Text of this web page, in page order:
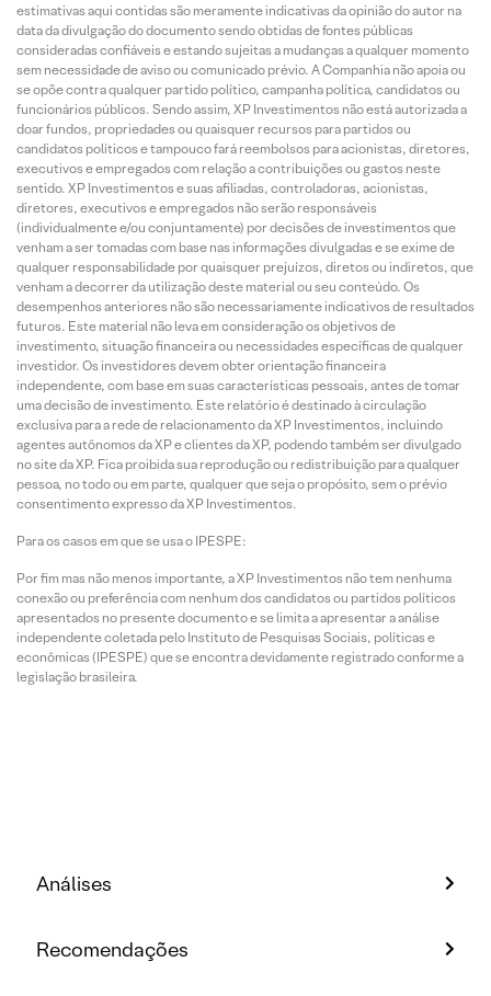
estimativas aqui contidas são meramente indicativas da opinião do autor na
data da divulgação do documento sendo obtidas de fontes públicas
consideradas confiáveis e estando sujeitas a mudanças a qualquer momento
sem necessidade de aviso ou comunicado prévio. A Companhia não apoia ou
se opõe contra qualquer partido político, campanha política, candidatos ou
funcionários públicos. Sendo assim, XP Investimentos não está autorizada a
doar fundos, propriedades ou quaisquer recursos para partidos ou
candidatos políticos e tampouco fará reembolsos para acionistas, diretores,
executivos e empregados com relação a contribuições ou gastos neste
sentido. XP Investimentos e suas afiliadas, controladoras, acionistas,
diretores, executivos e empregados não serão responsáveis
(individualmente e/ou conjuntamente) por decisões de investimentos que
venham a ser tomadas com base nas informações divulgadas e se exime de
qualquer responsabilidade por quaisquer prejuízos, diretos ou indiretos, que
venham a decorrer da utilização deste material ou seu conteúdo. Os
desempenhos anteriores não são necessariamente indicativos de resultados
futuros. Este material não leva em consideração os objetivos de
investimento, situação financeira ou necessidades específicas de qualquer
investidor. Os investidores devem obter orientação financeira
independente, com base em suas características pessoais, antes de tomar
uma decisão de investimento. Este relatório é destinado à circulação
exclusiva para a rede de relacionamento da XP Investimentos, incluindo
agentes autônomos da XP e clientes da XP, podendo também ser divulgado
no site da XP. Fica proibida sua reprodução ou redistribuição para qualquer
pessoa, no todo ou em parte, qualquer que seja o propósito, sem o prévio
consentimento expresso da XP Investimentos.
Para os casos em que se usa o IPESPE:
Por fim mas não menos importante, a XP Investimentos não tem nenhuma
conexão ou preferência com nenhum dos candidatos ou partidos políticos
apresentados no presente documento e se limita a apresentar a análise
independente coletada pelo Instituto de Pesquisas Sociais, políticas e
econômicas (IPESPE) que se encontra devidamente registrado conforme a
legislação brasileira.
Análises
Recomendações